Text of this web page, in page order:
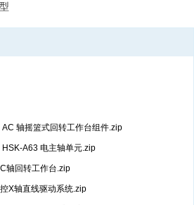
轴摇篮式回转工作台组件.zip
A63 电主轴单元.zip
轴回转工作台.zip
X轴直线驱动系统.zip